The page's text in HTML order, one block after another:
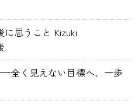
に思うこと Kizuki
全く見えない目標へ、一歩